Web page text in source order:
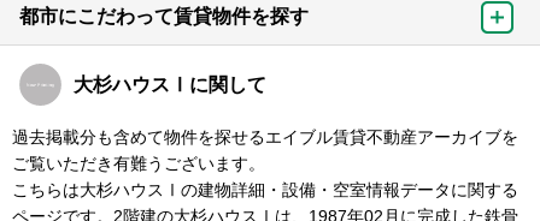
都市にこだわって賃貸物件を探す
大杉ハウスⅠに関して
過去掲載分も含めて物件を探せるエイブル賃貸不動産アーカイブを
ご覧いただき有難うございます。
こちらは大杉ハウスⅠの建物詳細・設備・空室情報データに関する
ページです。2階建の大杉ハウスⅠは、1987年02月に完成した鉄骨